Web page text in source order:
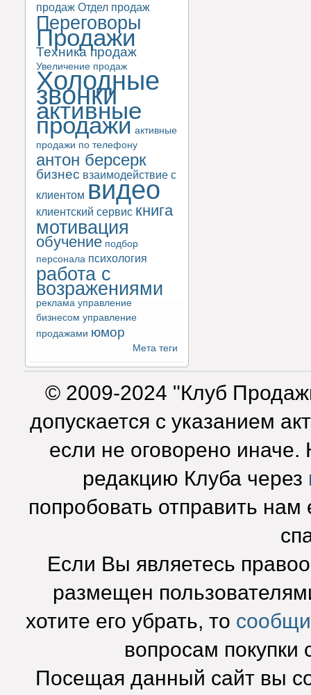
продаж Отдел продаж
Переговоры
Продажи
Техника продаж
Увеличение продаж
Холодные
звонки
активные
продажи активные
продажи по телефону
антон берсерк
бизнес взаимодействие с
клиентом видео
клиентский сервис книга
мотивация
обучение подбор
персонала психология
работа с
возражениями
реклама управление
бизнесом управление
продажами юмор
Мета теги
© 2009-2024 "Клуб
допускается с указанием
если не оговорено
редакцию Клуба через
попробовать отправить нам
Если Вы являетесь
размещен
хотите его убрать, то
вопросам покупки
Посещая данный сайт вы